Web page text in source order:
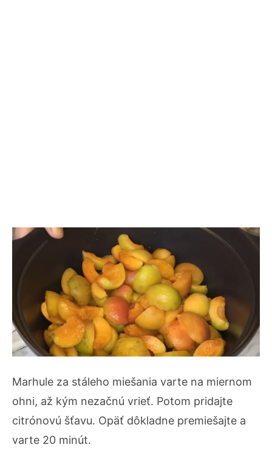
Marhule za stáleho miešania varte na miernom
ohni, až kým nezačnú vrieť. Potom pridajte
citrónovú šťavu. Opäť dôkladne premiešajte a
varte 20 minút.